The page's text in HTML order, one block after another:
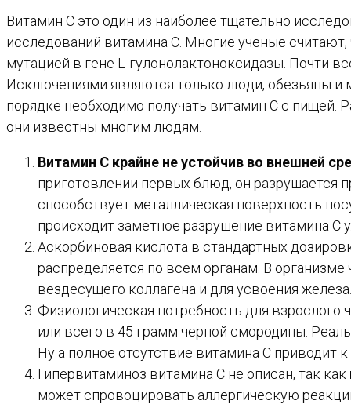
Витамин C это один из наиболее тщательно
исследований витамина C. Многие ученые
мутацией в гене L-гулонолактоноксидазы. Почти
Исключениями являются только люди, обезьяны и
порядке необходимо получать витамин C с пищей.
они известны многим людям.
Витамин С крайне не устойчив во внешней
приготовлении первых блюд, он разрушается
способствует металлическая поверхность
происходит заметное разрушение витамина С
Аскорбиновая кислота в стандартных
распределяется по всем органам. В
вездесущего коллагена и для усвоения железа.
Физиологическая потребность для
или всего в 45 грамм черной смородины.
Ну а полное отсутствие витамина С приводит
Гипервитаминоз витамина С не описан, так как
может спровоцировать аллергическую